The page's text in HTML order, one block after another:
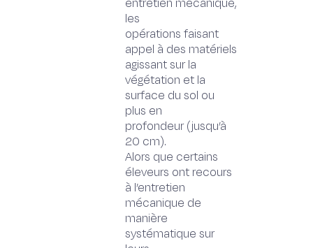
entretien mécanique,
les
opérations faisant
appel à des matériels
agissant sur la
végétation et la
surface du sol ou
plus en
profondeur (jusqu’à
20 cm).
Alors que certains
éleveurs ont recours
à l’entretien
mécanique de
manière
systématique sur